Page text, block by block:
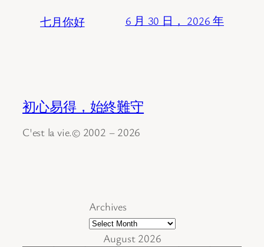
七月你好 6 月 30 日， 2026 年
初心易得，始終難守
C'est la vie.© 2002 – 2026
Archives
August 2026